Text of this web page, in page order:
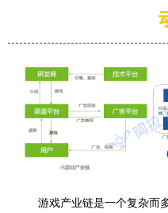
游戏产业链是一个复杂而